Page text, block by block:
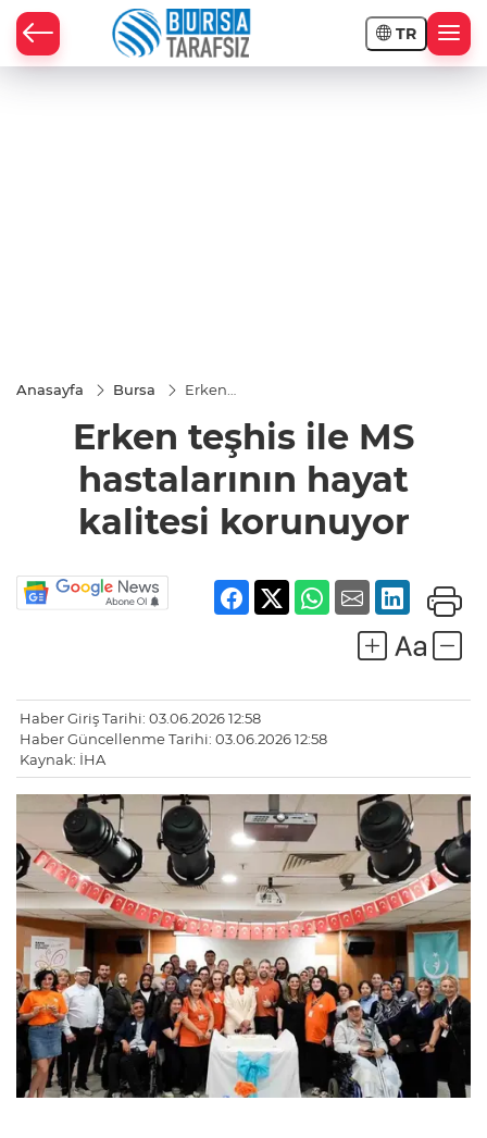
TR
Anasayfa Bursa
Erken
MS
hastalarının
kalitesi
korunuyor
Erken teşhis ile MS
hastalarının hayat
kalitesi korunuyor
Haber Giriş Tarihi: 03.06.2026 12:58
Haber Güncellenme Tarihi: 03.06.2026 12:58
Kaynak: İHA